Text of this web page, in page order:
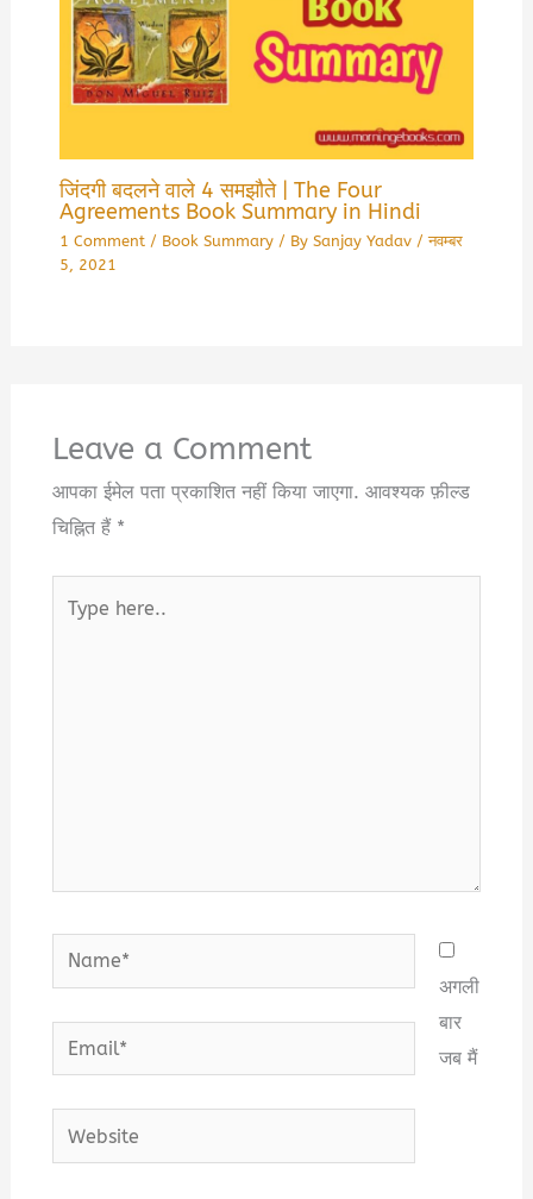
जिंदगी बदलने वाले 4 समझौते | The Four
Agreements Book Summary in Hindi
1 Comment / Book Summary/ By Sanjay Yadav /नवम्बर
5, 2021
Leave a Comment
आपका ईमेल पता प्रकाशित नहीं किया जाएगा. आवश्यक फ़ील्ड
चिह्नित हैं *
here..
Name*
Email*
Website
अगली
बार
जब मैं